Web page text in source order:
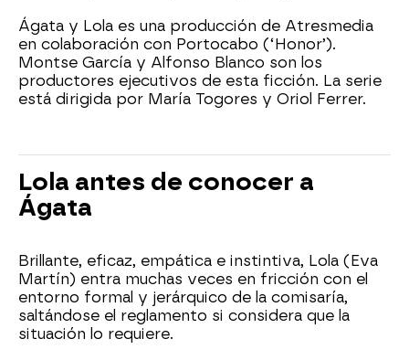
Ágata y Lola es una producción de Atresmedia
en colaboración con Portocabo (‘Honor’).
Montse García y Alfonso Blanco son los
productores ejecutivos de esta ficción. La serie
está dirigida por María Togores y Oriol Ferrer.
Lola antes de conocer a
Ágata
Brillante, eficaz, empática e instintiva, Lola (Eva
Martín) entra muchas veces en fricción con el
entorno formal y jerárquico de la comisaría,
saltándose el reglamento si considera que la
situación lo requiere.